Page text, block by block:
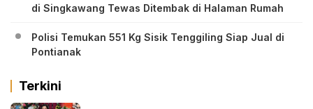
di Singkawang Tewas Ditembak di Halaman Rumah
Polisi Temukan 551 Kg Sisik Tenggiling Siap Jual di
Pontianak
Terkini